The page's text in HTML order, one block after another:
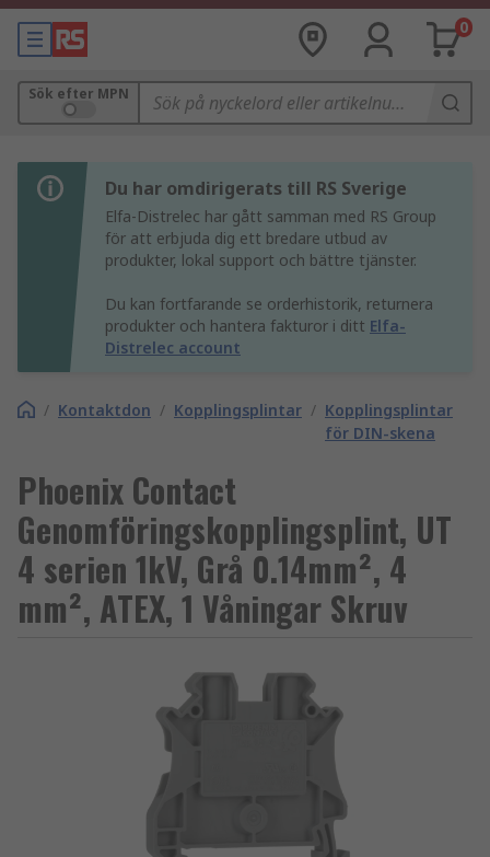
0
Sök efter MPN
Du har omdirigerats till RS Sverige
Elfa-Distrelec har gått samman med RS Group
för att erbjuda dig ett bredare utbud av
produkter, lokal support och bättre tjänster.
Du kan fortfarande se orderhistorik, returnera
produkter och hantera fakturor i ditt Elfa-
Distrelec account
/ Kontaktdon / Kopplingsplintar / Kopplingsplintar
för DIN-skena
Phoenix Contact
Genomföringskopplingsplint, UT
4 serien 1kV, Grå 0.14mm², 4
mm², ATEX, 1 Våningar Skruv